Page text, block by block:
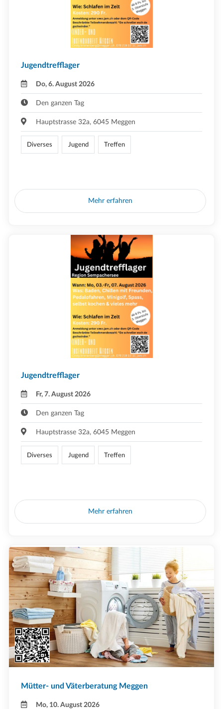
Jugendtrefflager
Do, 6. August 2026
Den ganzen Tag
Hauptstrasse 32a, 6045 Meggen
Diverses Jugend Treffen
Mehr erfahren
Jugendtrefflager
Fr, 7. August 2026
Den ganzen Tag
Hauptstrasse 32a, 6045 Meggen
Diverses Jugend Treffen
Mehr erfahren
Mütter- und Väterberatung Meggen
Mo, 10. August 2026